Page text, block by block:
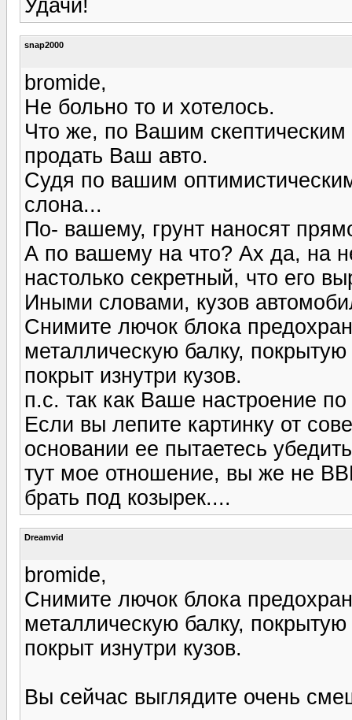
Удачи!
snap2000
bromide,
Не больно то и хотелось.
Что же, по Вашим
продать Ваш авто.
Судя по вашим
слона...
По- вашему, грунт наносят
А по вашему на что? Ах да, на
настолько секретный, что его
Иными словами, кузов
Снимите лючок блока
металлическую балку,
покрыт изнутри кузов.
п.с. так как Ваше настроение
Если вы лепите картинку от
основании ее пытаетесь
тут мое отношение, вы же не
брать под козырек....
Dreamvid
bromide,
Снимите лючок блока
металлическую балку,
покрыт изнутри кузов.
Вы сейчас выглядите очень